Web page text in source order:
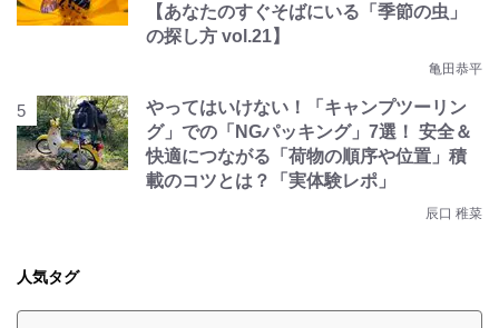
【あなたのすぐそばにいる「季節の虫」
の探し方 vol.21】
亀田恭平
やってはいけない！「キャンプツーリン
グ」での「NGパッキング」7選！ 安全＆
快適につながる「荷物の順序や位置」積
載のコツとは？「実体験レポ」
辰口 稚菜
人気タグ